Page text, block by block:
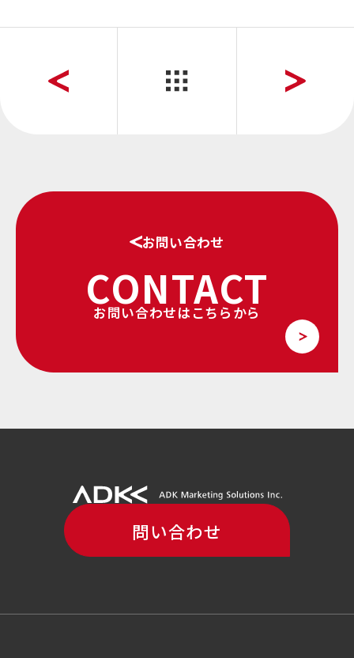
お問い合わせ
CONTACT
お問い合わせはこちらから
問い合わせ